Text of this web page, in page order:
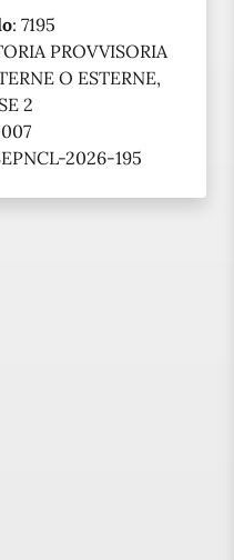
: 7195
PROVVISORIA
O ESTERNE,
2
2026-195